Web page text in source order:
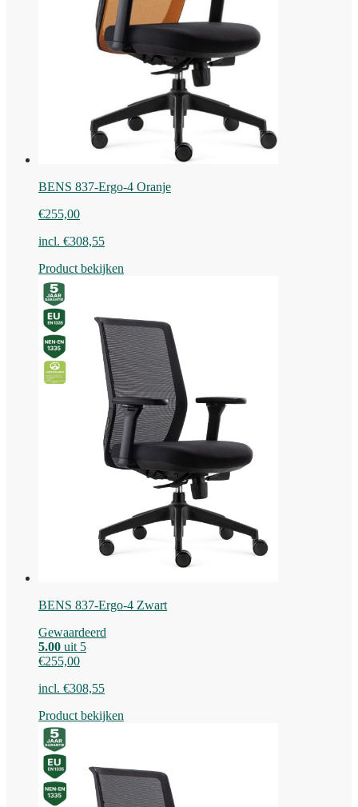
BENS 837-Ergo-4 Oranje
€255,00
incl. €308,55
Product bekijken
BENS 837-Ergo-4 Zwart
Gewaardeerd
5.00 uit 5
€255,00
incl. €308,55
Product bekijken